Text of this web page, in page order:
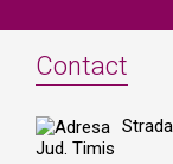
Contact
Jud. Timis